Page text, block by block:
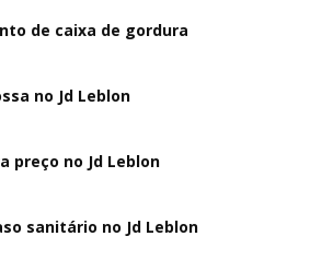
de caixa de gordura
no Jd Leblon
preço no Jd Leblon
sanitário no Jd Leblon